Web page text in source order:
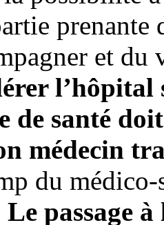
prenante
et du
l’hôpital
de santé
médecin
du
Le passage